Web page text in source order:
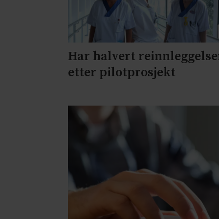
Har halvert
etter pilotprosjekt